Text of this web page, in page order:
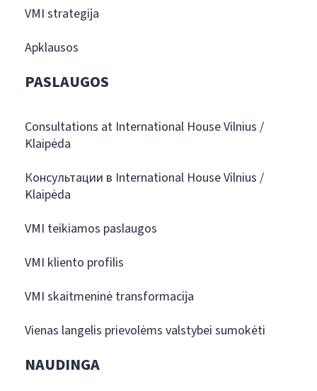
VMI strategija
Apklausos
PASLAUGOS
Consultations at International House Vilnius /
Klaipėda
Консультации в International House Vilnius /
Klaipėda
VMI teikiamos paslaugos
VMI kliento profilis
VMI skaitmeninė transformacija
Vienas langelis prievolėms valstybei sumokėti
NAUDINGA